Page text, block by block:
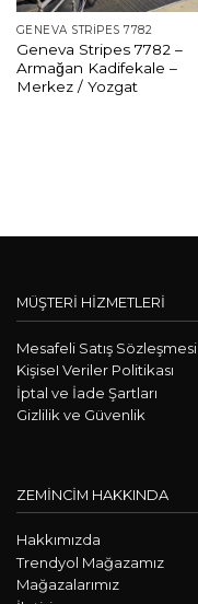
GENEVA STRIPES 7782
Geneva Stripes 7782 –
Armağan Kadifekale –
Merkez / Yozgat
MÜŞTERİ HİZMETLERİ
Mesafeli Satış Sözleşmesi
KişiseI Veriler Politikası
İptal ve İade Şartları
Gizlilik ve Güvenlik
ZEMİNCİM HAKKINDA
Hakkımızda
Trendyol Mağazamız
Mağazalarımız